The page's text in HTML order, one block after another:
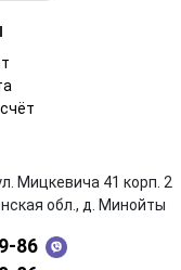
Мицкевича 41 корп. 2
обл., д. Минойты
86